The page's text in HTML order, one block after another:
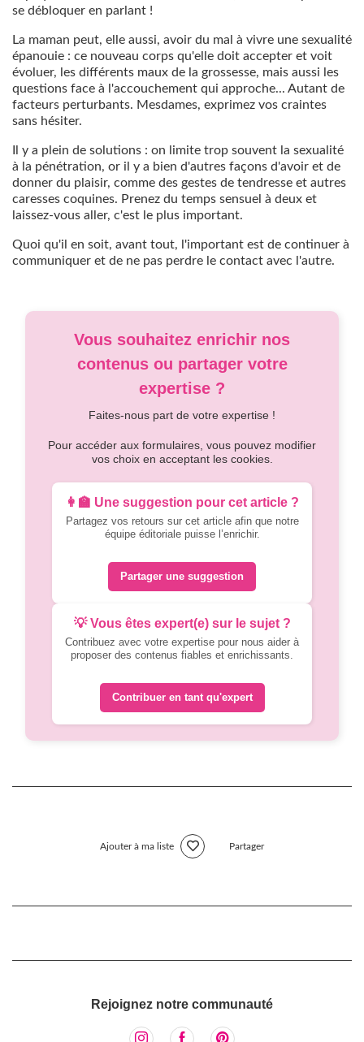
se débloquer en parlant !
La maman peut, elle aussi, avoir du mal à vivre une sexualité
épanouie : ce nouveau corps qu'elle doit accepter et voit
évoluer, les différents maux de la grossesse, mais aussi les
questions face à l'accouchement qui approche... Autant de
facteurs perturbants. Mesdames, exprimez vos craintes
sans hésiter.
Il y a plein de solutions : on limite trop souvent la sexualité
à la pénétration, or il y a bien d'autres façons d'avoir et de
donner du plaisir, comme des gestes de tendresse et autres
caresses coquines. Prenez du temps sensuel à deux et
laissez-vous aller, c'est le plus important.
Quoi qu'il en soit, avant tout, l'important est de continuer à
communiquer et de ne pas perdre le contact avec l'autre.
Vous souhaitez enrichir nos
contenus ou partager votre
expertise ?
Faites-nous part de votre expertise !
Pour accéder aux formulaires, vous pouvez modifier
vos choix en acceptant les cookies.
👩‍🏫 Une suggestion pour cet article ?
Partagez vos retours sur cet article afin que notre
équipe éditoriale puisse l’enrichir.
Partager une suggestion
💡 Vous êtes expert(e) sur le sujet ?
Contribuez avec votre expertise pour nous aider à
proposer des contenus fiables et enrichissants.
Contribuer en tant qu'expert
Ajouter à ma liste Partager
Rejoignez notre communauté